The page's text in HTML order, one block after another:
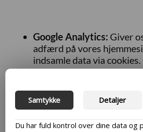
Google Analytics: Giver
adfærd på vores
indsamle data via
indsamler oplysninger
sporing. Vi bruger også
til markedsføring, så du
dynamiske annoncer
Samtykke Detaljer
Du har fuld kontrol over dine data og